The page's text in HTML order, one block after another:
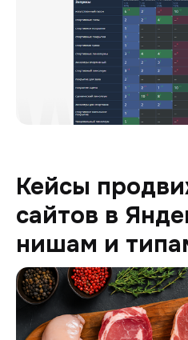
Кейсы
сайтов в
нишам и
Барин